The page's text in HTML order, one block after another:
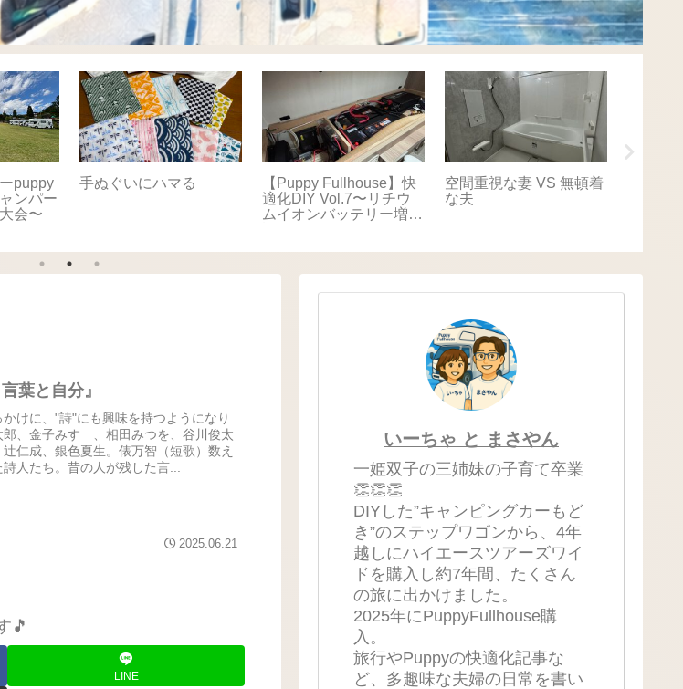
puppy
ンパー
会〜
手ぬぐいにハマる
【Puppy Fullhouse】快
適化DIY Vol.7〜リチウ
ムイオンバッテリー増
空間重視な妻 VS 無頓着
な夫
葉と自分』
けに、"詩"にも興味を持つようになり
、金子みすゞ、相田みつを、谷川俊太
仁成、銀色夏生。俵万智（短歌）数え
人たち。昔の人が残した言...
2025.06.21
🎵
LINE
いーちゃ と まさやん
一姫双子の三姉妹の子育て卒業
👏👏👏
DIYした”キャンピングカーもど
き”のステップワゴンから、4年
越しにハイエースツアーズワイ
ドを購入し約7年間、たくさん
の旅に出かけました。
2025年にPuppyFullhouse購
入。
旅行やPuppyの快適化記事な
ど、多趣味な夫婦の日常を書い